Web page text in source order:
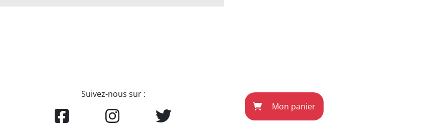
Suivez-nous sur :
Mon panier